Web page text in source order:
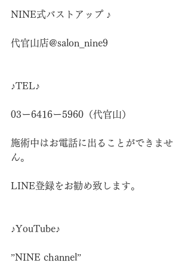
NINE式バストアップ ♪
代官山店@salon_nine9
♪TEL♪
03ー6416ー5960（代官山）
施術中はお電話に出ることができませ
ん。
LINE登録をお勧め致します。
♪YouTube♪
”NINE channel”